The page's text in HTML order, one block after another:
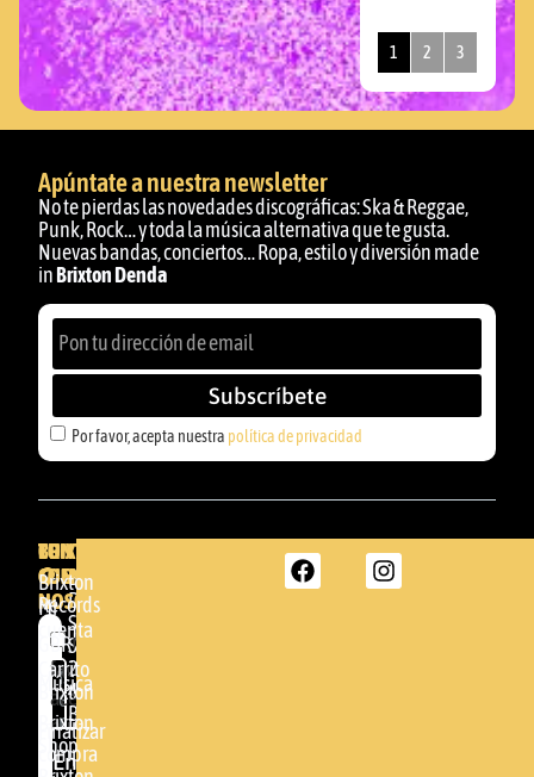
1 2 3
Apúntate a nuestra newsletter
No te pierdas las novedades discográficas: Ska & Reggae,
Punk, Rock… y toda la música alternativa que te gusta.
Nuevas bandas, conciertos… Ropa, estilo y diversión made
in Brixton Denda
Por favor, acepta nuestra política de privacidad
Subscríbete
BRIXTON
DENDA -
SHOP
Somera
24
48005 -
BILBAO
(+34)
BRIXTON
Brixton
Records
GBR
Música
Brixton
Shop
TU
CUENTA
Mi
cuenta
Carrito
Brixton
Finalizar
compra
CONTACTA
CON
NOSOTROS
Por
favor,
acepta
nuestra
política de
Enviar